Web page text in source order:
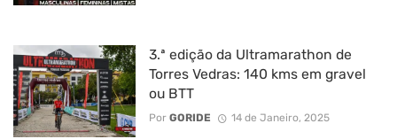
3.ª edição da Ultramarathon de
Torres Vedras: 140 kms em gravel
ou BTT
Por GORIDE 14 de Janeiro, 2025